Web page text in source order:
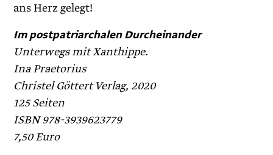
ans Herz gelegt!
Im postpatriarchalen Durcheinander
Unterwegs mit Xanthippe.
Ina Praetorius
Christel Göttert Verlag, 2020
125 Seiten
ISBN 978-3939623779
7,50 Euro